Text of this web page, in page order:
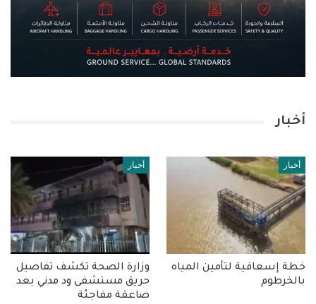
أخبار
أخبار
خطة إسعافية لتأمين المياه
بالخرطوم
أخبار
وزارة الصحة تكشف تفاصيل
حريق مستشفى ود مدني بعد
صاعقة مفاجئة